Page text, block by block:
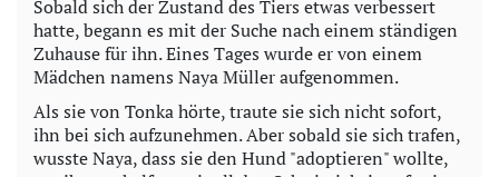
Sobald sich der Zustand des Tiers etwas verbessert
hatte, begann es mit der Suche nach einem ständigen
Zuhause für ihn. Eines Tages wurde er von einem
Mädchen namens Naya Müller aufgenommen.
Als sie von Tonka hörte, traute sie sich nicht sofort,
ihn bei sich aufzunehmen. Aber sobald sie sich trafen,
wusste Naya, dass sie den Hund "adoptieren" wollte,